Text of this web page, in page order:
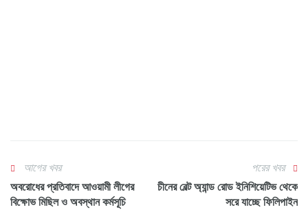
আগের খবর
অবরোধের প্রতিবাদে আওয়ামী লীগের
বিক্ষোভ মিছিল ও অবস্থান কর্মসূচি
পরের খবর
চীনের বেল্ট অ্যান্ড রোড ইনিশিয়েটিভ থেকে
সরে যাচ্ছে ফিলিপাইন